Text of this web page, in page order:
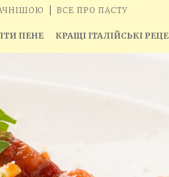
ВСЕ ПРО ПАСТУ
ПЕНЕ КРАЩІ ІТАЛІЙСЬКІ